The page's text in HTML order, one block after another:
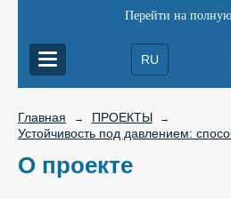
Перейти на
RU
Главная → ПРОЕКТЫ →
Устойчивость под давлением:
О проекте